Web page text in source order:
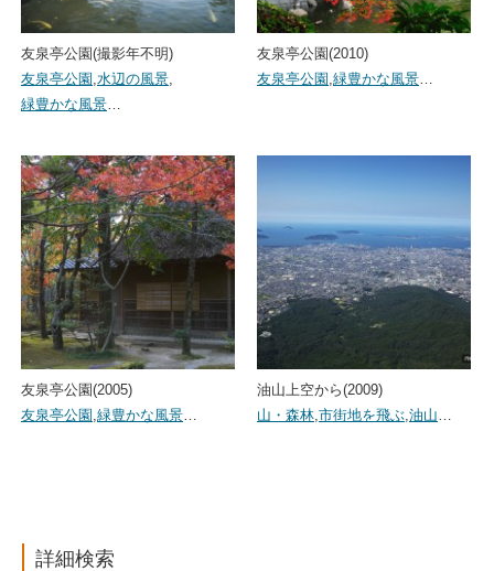
詳細検索
友泉亭公園(撮影年不明)
友泉亭公園 ,水辺の風景,
緑豊かな風景…
友泉亭公園(2010)
友泉亭公園 ,緑豊かな風景…
友泉亭公園(2005)
友泉亭公園 ,緑豊かな風景…
油山上空から(2009)
山・森林,市街地を飛ぶ,油山…